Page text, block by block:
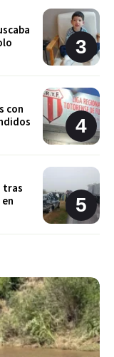
con
tras